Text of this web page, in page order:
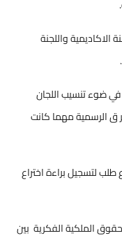
الاكاديمية واللجنة
في ضوء تنسيب اللجان
ق الرسمية مهما كانت
طلب لتسجيل براءة اختراع
الملكية الفكرية بين